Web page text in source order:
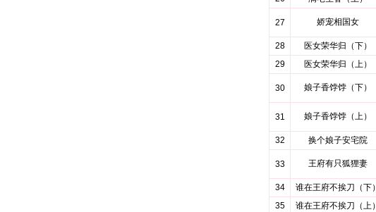
27 娇宠相国女
28
医女荣华归（下）
29
医女荣华归（上）
30 娘子香饽饽（下）
31 娘子香饽饽（上）
32
换个娘子安宅院
33 王府有只狐狸妻
34
谁在王府不挨刀（下）
35
谁在王府不挨刀（上）